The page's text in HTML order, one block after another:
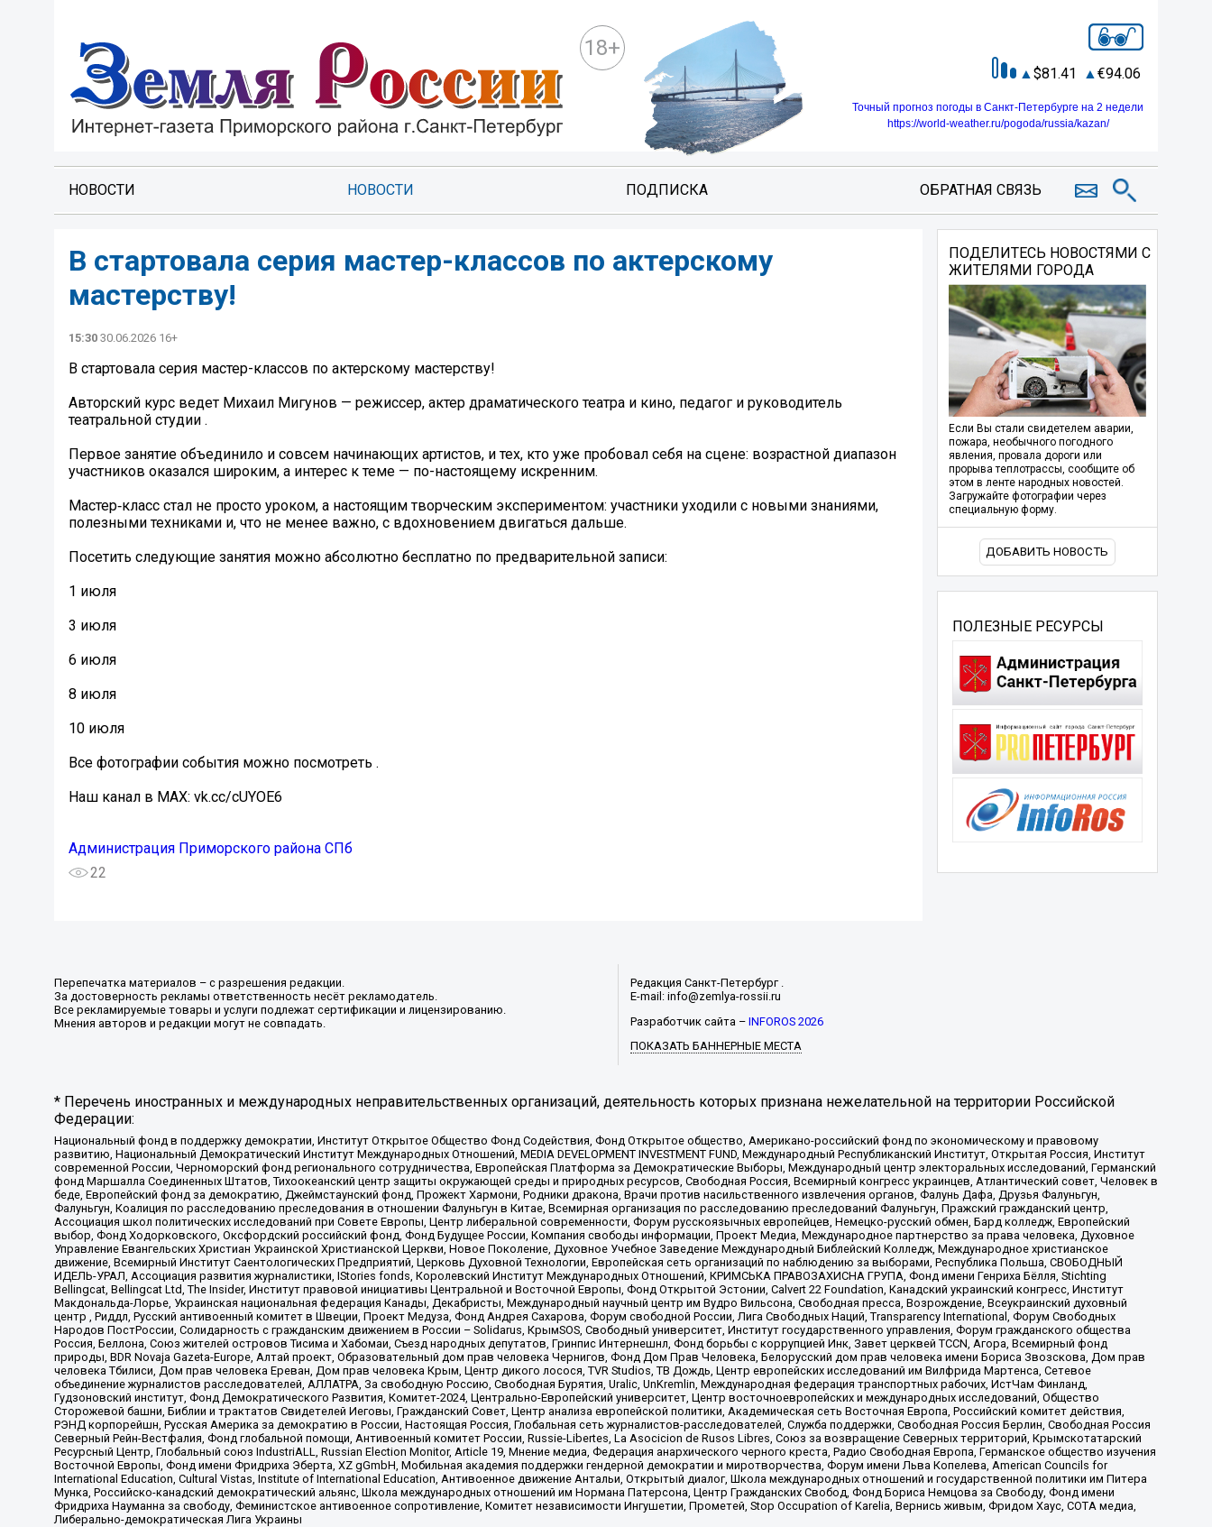
18+
81.41 94.06
Точный прогноз погоды в Санкт-Петербурге на 2 недели
https://world-weather.ru/pogoda/russia/kazan/
НОВОСТИ НОВОСТИ ПОДПИСКА ОБРАТНАЯ СВЯЗЬ
В стартовала серия мастер-классов по актерскому
мастерству!
15:30 30.06.2026 16+
В стартовала серия мастер-классов по актерскому мастерству!
Авторский курс ведет Михаил Мигунов — режиссер, актер драматического театра и кино, педагог и руководитель
театральной студии .
Первое занятие объединило и совсем начинающих артистов, и тех, кто уже пробовал себя на сцене: возрастной диапазон
участников оказался широким, а интерес к теме — по-настоящему искренним.
Мастер‑класс стал не просто уроком, а настоящим творческим экспериментом: участники уходили с новыми знаниями,
полезными техниками и, что не менее важно, с вдохновением двигаться дальше.
Посетить следующие занятия можно абсолютно бесплатно по предварительной записи:
1 июля
3 июля
6 июля
8 июля
10 июля
Все фотографии события можно посмотреть .
Наш канал в MAX: vk.cc/cUYOE6
Администрация Приморского района СПб
22
ПОДЕЛИТЕСЬ НОВОСТЯМИ С
ЖИТЕЛЯМИ ГОРОДА
Если Вы стали свидетелем аварии,
пожара, необычного погодного
явления, провала дороги или
прорыва теплотрассы, сообщите об
этом в ленте народных новостей.
Загружайте фотографии через
специальную форму.
ДОБАВИТЬ НОВОСТЬ
ПОЛЕЗНЫЕ РЕСУРСЫ
Перепечатка материалов – с разрешения редакции.
За достоверность рекламы ответственность несёт рекламодатель.
Все рекламируемые товары и услуги подлежат сертификации и лицензированию.
Мнения авторов и редакции могут не совпадать.
Редакция Санкт-Петербург .
E-mail: info@zemlya-rossii.ru
Разработчик сайта – INFOROS 2026
ПОКАЗАТЬ БАННЕРНЫЕ МЕСТА
* Перечень иностранных и международных неправительственных организаций, деятельность которых признана нежелательной на территории Российской
Федерации:
Национальный фонд в поддержку демократии, Институт Открытое Общество Фонд Содействия, Фонд Открытое общество, Американо-российский фонд по экономическому и правовому
развитию, Национальный Демократический Институт Международных Отношений, MEDIA DEVELOPMENT INVESTMENT FUND, Международный Республиканский Институт, Открытая Россия, Институт
современной России, Черноморский фонд регионального сотрудничества, Европейская Платформа за Демократические Выборы, Международный центр электоральных исследований, Германский
фонд Маршалла Соединенных Штатов, Тихоокеанский центр защиты окружающей среды и природных ресурсов, Свободная Россия, Всемирный конгресс украинцев, Атлантический совет, Человек в
беде, Европейский фонд за демократию, Джеймстаунский фонд, Прожект Хармони, Родники дракона, Врачи против насильственного извлечения органов, Фалунь Дафа, Друзья Фалуньгун,
Фалуньгун, Коалиция по расследованию преследования в отношении Фалуньгун в Китае, Всемирная организация по расследованию преследований Фалуньгун, Пражский гражданский центр,
Ассоциация школ политических исследований при Совете Европы, Центр либеральной современности, Форум русскоязычных европейцев, Немецко-русский обмен, Бард колледж, Европейский
выбор, Фонд Ходорковского, Оксфордский российский фонд, Фонд Будущее России, Компания свободы информации, Проект Медиа, Международное партнерство за права человека, Духовное
Управление Евангельских Христиан Украинской Христианской Церкви, Новое Поколение, Духовное Учебное Заведение Международный Библейский Колледж, Международное христианское
движение, Всемирный Институт Саентологических Предприятий, Церковь Духовной Технологии, Европейская сеть организаций по наблюдению за выборами, Республика Польша, СВОБОДНЫЙ
ИДЕЛЬ-УРАЛ, Ассоциация развития журналистики, IStories fonds, Королевский Институт Международных Отношений, КРИМСЬКА ПРАВОЗАХИСНА ГРУПА, Фонд имени Генриха Бёлля, Stichting
Bellingcat, Bellingcat Ltd, The Insider, Институт правовой инициативы Центральной и Восточной Европы, Фонд Открытой Эстонии, Calvert 22 Foundation, Канадский украинский конгресс, Институт
Макдональда-Лорье, Украинская национальная федерация Канады, Декабристы, Международный научный центр им Вудро Вильсона, Свободная пресса, Возрождение, Всеукраинский духовный
центр , Риддл, Русский антивоенный комитет в Швеции, Проект Медуза, Фонд Андрея Сахарова, Форум свободной России, Лига Свободных Наций, Transparеncy International, Форум Свободных
Народов ПостРоссии, Солидарность с гражданским движением в России – Solidarus, КрымSOS, Свободный университет, Институт государственного управления, Форум гражданского общества
Россия, Беллона, Союз жителей островов Тисима и Хабомаи, Съезд народных депутатов, Гринпис Интернешнл, Фонд борьбы с коррупцией Инк, Завет церквей TCCN, Агора, Всемирный фонд
природы, BDR Novaja Gazeta-Europe, Алтай проект, Образовательный дом прав человека Чернигов, Фонд Дом Прав Человека, Белорусский дом прав человека имени Бориса Звозскова, Дом прав
человека Тбилиси, Дом прав человека Ереван, Дом прав человека Крым, Центр дикого лосося, TVR Studios, ТВ Дождь, Центр европейских исследований им Вилфрида Мартенса, Сетевое
объединение журналистов расследователей, АЛЛАТРА, За свободную Россию, Свободная Бурятия, Uralic, UnKremlin, Международная федерация транспортных рабочих, ИстЧам Финланд,
Гудзоновский институт, Фонд Демократического Развития, Комитет-2024, Центрально-Европейский университет, Центр восточноевропейских и международных исследований, Общество
Сторожевой башни, Библии и трактатов Свидетелей Иеговы, Гражданский Совет, Центр анализа европейской политики, Академическая сеть Восточная Европа, Российский комитет действия,
РЭНД корпорейшн, Русская Америка за демократию в России, Настоящая Россия, Глобальная сеть журналистов-расследователей, Служба поддержки, Свободная Россия Берлин, Свободная Россия
Северный Рейн-Вестфалия, Фонд глобальной помощи, Антивоенный комитет России, Russie-Libertes, La Asocicion de Rusos Libres, Союз за возвращение Северных территорий, Крымскотатарский
Ресурсный Центр, Глобальный союз IndustriALL, Russian Election Monitor, Article 19, Мнение медиа, Федерация анархического черного креста, Радио Свободная Европа, Германское общество изучения
Восточной Европы, Фонд имени Фридриха Эберта, XZ gGmbH, Мобильная академия поддержки гендерной демократии и миротворчества, Форум имени Льва Копелева, American Councils for
International Education, Cultural Vistas, Institute of International Education, Антивоенное движение Антальи, Открытый диалог, Школа международных отношений и государственной политики им Питера
Мунка, Российско-канадский демократический альянс, Школа международных отношений им Нормана Патерсона, Центр Гражданских Свобод, Фонд Бориса Немцова за Свободу, Фонд имени
Фридриха Науманна за свободу, Феминистское антивоенное сопротивление, Комитет независимости Ингушетии, Прометей, Stop Occupation of Karelia, Вернись живым, Фридом Хаус, СОТА медиа,
Либерально-демократическая Лига Украины